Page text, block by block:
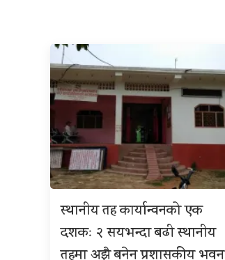
स्थानीय तह कार्यान्वनको एक
दशकः २ सयभन्दा बढी स्थानीय